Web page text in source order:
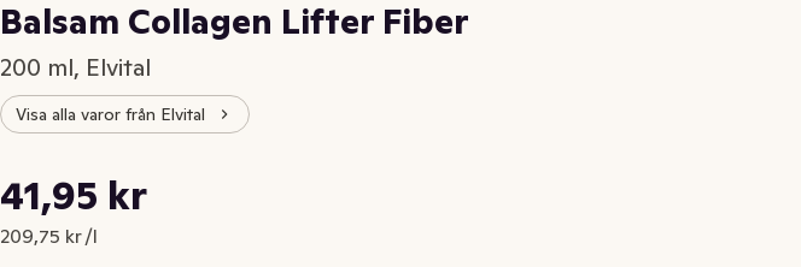
Balsam Collagen Lifter Fiber
200 ml, Elvital
Visa alla varor från Elvital
Nuvarande pris är: 41,95 kr
41,95 kr
209,75 kr /l
Styckpris: 209,75 kr /l